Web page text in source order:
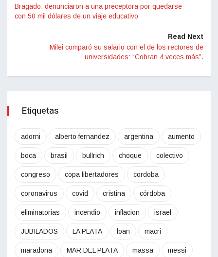
Bragado: denunciaron a una preceptora por quedarse
con 50 mil dólares de un viaje educativo
Read Next
Milei comparó su salario con el de los rectores de
universidades: “Cobran 4 veces más”.
Etiquetas
adorni alberto fernandez argentina aumento
boca brasil bullrich choque colectivo
congreso copa libertadores cordoba
coronavirus covid cristina córdoba
eliminatorias incendio inflacion israel
JUBILADOS LA PLATA loan macri
maradona MAR DEL PLATA massa messi